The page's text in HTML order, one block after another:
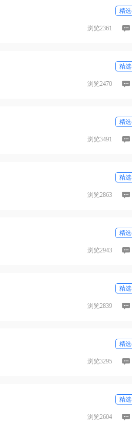
月，无论是男性还是女性都应当戒烟戒酒，因
子的质量，影响胚胎发育。 同时还要了解家族
殊的病史，还要根据不同的情况来了解其病史
对生育有没有影响。 备孕期间需要注意的问题
较多，怀孕之后也需定期就医进行各项检查。
5.保持愉悦的心情，不良情绪会影响胚胎着床精选
浏览2361
精选
浏览2470
精选
浏览3491
精选
浏览2863
精选
浏览2943
精选
浏览2839
精选
浏览3295
精选
浏览2604